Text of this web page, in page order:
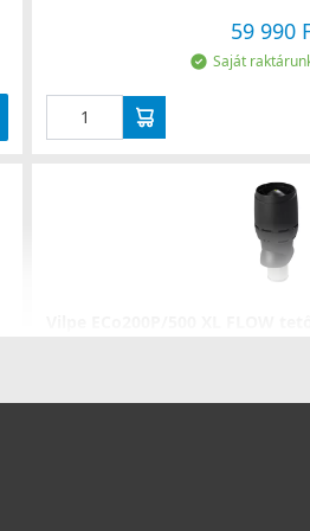
59 990
Saját